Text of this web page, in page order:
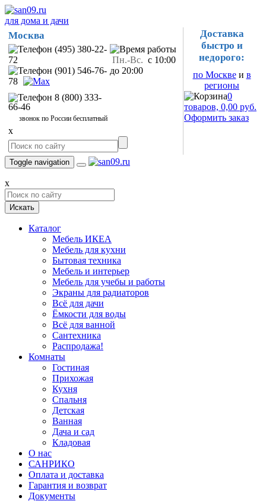
для дома и дачи
Москва
(495) 380-22-
72
(901) 546-76-
78
8 (800) 333-
66-46
звонок по России бесплатный
Пн.-Вс. с 10:00
до 20:00
x
Доставка
быстро и
недорого:
по Москвеи в
регионы
0
товаров, 0,00 руб.
Оформить заказ
Toggle navigation
x
Искать
Каталог
Мебель ИКЕА
Мебель для кухни
Бытовая техника
Мебель и интерьер
Мебель для учебы и работы
Экраны для радиаторов
Всё для дачи
Ёмкости для воды
Всё для ванной
Сантехника
Распродажа!
Комнаты
Гостиная
Прихожая
Кухня
Спальня
Детская
Ванная
Дача и сад
Кладовая
О нас
САНРИКО
Оплата и доставка
Гарантия и возврат
Документы